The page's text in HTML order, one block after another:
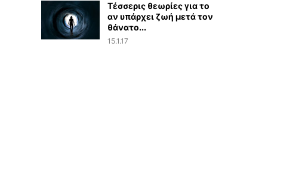
Τέσσερις θεωρίες για το
αν υπάρχει ζωή μετά τον
θάνατο...
15.1.17